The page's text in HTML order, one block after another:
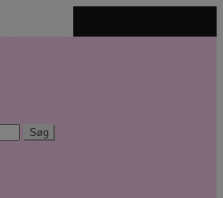
Søg